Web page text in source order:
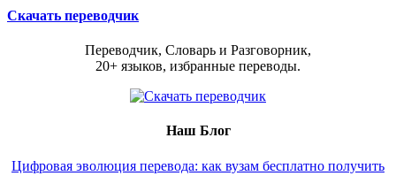
Скачать переводчик
Переводчик, Словарь и Разговорник,
20+ языков, избранные переводы.
Наш Блог
Цифровая эволюция перевода: как вузам бесплатно получить